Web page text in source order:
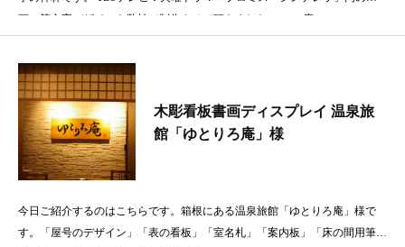
画・筆文字デザインを弊社で制作させて頂きました。 この度
木彫看板書画ディスプレイ 温泉旅
館「ゆとりろ庵」様
今日ご紹介するのはこちらです。箱根にある温泉旅館「ゆとりろ庵」様で
す。「屋号のデザイン」「表の看板」「室名札」「案内板」「床の間用筆文